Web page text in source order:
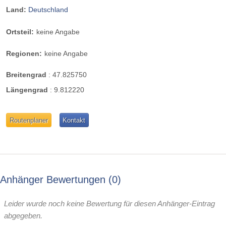
Land: Deutschland
Ortsteil: keine Angabe
Regionen: keine Angabe
Breitengrad : 47.825750
Längengrad : 9.812220
Routenplaner Kontakt
Anhänger Bewertungen 0
Leider wurde noch keine Bewertung für diesen Anhänger-Eintrag
abgegeben.